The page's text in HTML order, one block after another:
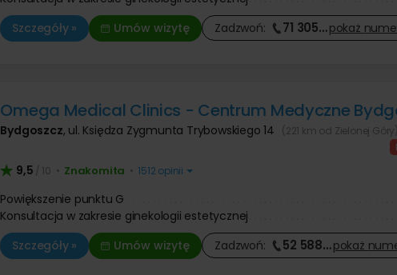
Szczegóły »
Umów wizytę Zadzwoń: 71 305…pokaż
Omega Medical Clinics - Centrum Medyczne
Bydgoszcz, ul. Księdza Zygmunta Trybowskiego 14 (221 km od Zielonej Góry)
9,5 / 10 • Znakomita • 1512 opinii
Powiększenie punktu G
Konsultacja w zakresie ginekologii estetycznej
Szczegóły »
Umów wizytę Zadzwoń: 52 588…pokaż